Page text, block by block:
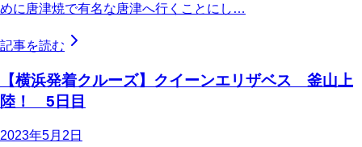
めに唐津焼で有名な唐津へ行くことにし…
記事を読む
【横浜発着クルーズ】クイーンエリザベス 釜山上
陸！ 5日目
2023年5月2日